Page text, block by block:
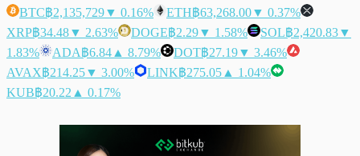
BTC฿2,135,729▼ 0.16% ETH฿63,268.00▼ 0.37%
XRP฿34.48▼ 2.63% DOGE฿2.29▼ 1.58% SOL฿2,420.83▼
1.83%
ADA฿6.84 ▲ 8.79% DOT฿27.19▼ 3.46%
AVAX฿214.25▼ 3.00% LINK฿275.05 ▲ 1.04%
KUB฿20.22 ▲ 0.17%